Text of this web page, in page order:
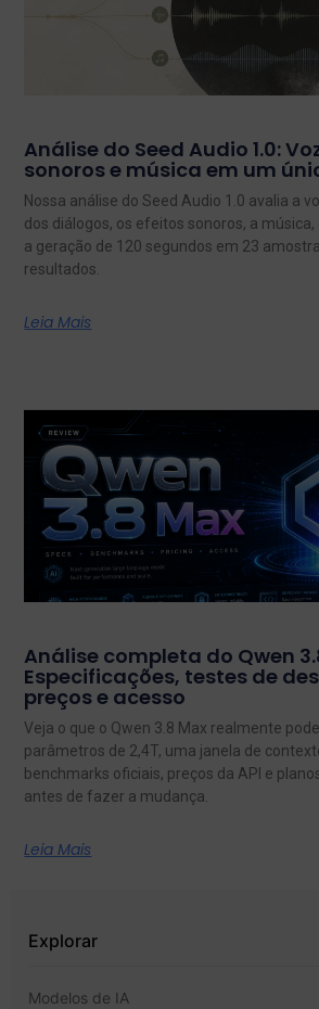
Análise do Seed Audio 1.0:
sonoros e música em um
Nossa análise do Seed Audio 1.0 avalia a
dos diálogos, os efeitos sonoros, a
a geração de 120 segundos em 23
resultados.
Leia Mais
Análise completa do Qwen
Especificações, testes de
preços e acesso
Veja o que o Qwen 3.8 Max realmente
parâmetros de 2,4T, uma janela de
benchmarks oficiais, preços da API e
antes de fazer a mudança.
Leia Mais
Explorar
Modelos de IA